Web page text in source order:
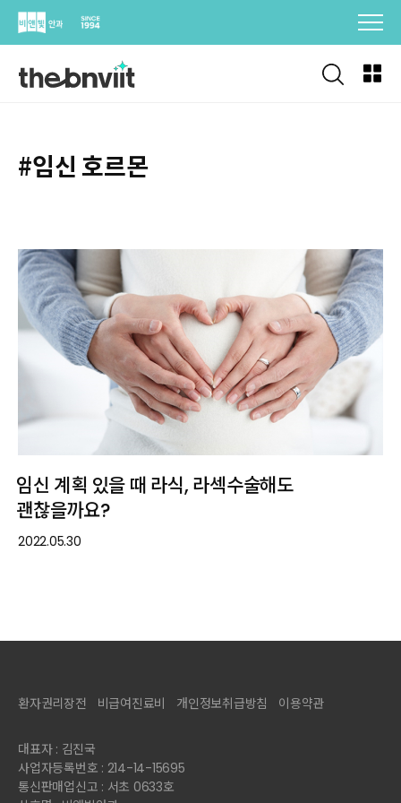
Skip
#임신 호르몬
임신 계획 있을 때 라식, 라섹수술해도
괜찮을까요?
2022.05.30
환자권리장전 비급여진료비 개인정보취급방침 이용약관
대표자 : 김진국
사업자등록번호 : 214-14-15695
통신판매업신고 : 서초 0633호